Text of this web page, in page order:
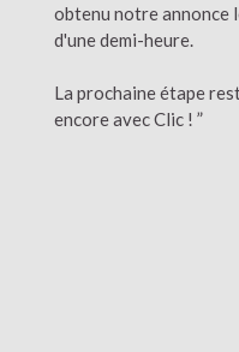
obtenu notre annonce
d'une demi-heure.
La prochaine étape
encore avec Clic ! ”